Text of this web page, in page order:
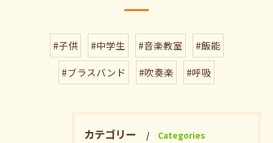
#子供 #中学生 #音楽教室
#飯能
#ブラスバンド
#吹奏楽 #呼吸
カテゴリー Categories